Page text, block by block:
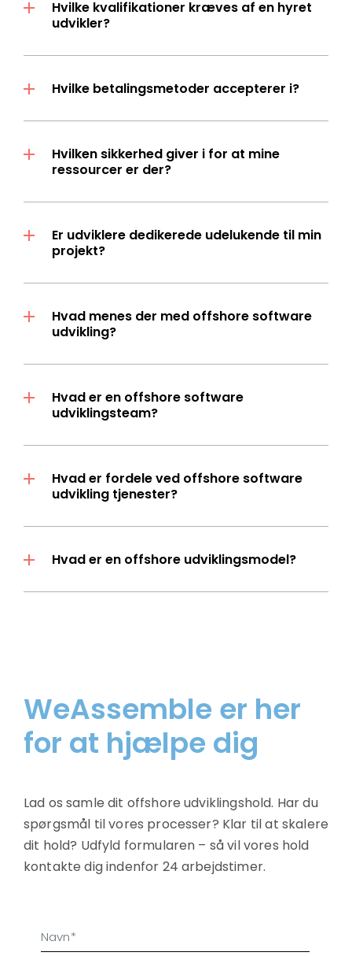
Hvilke kvalifikationer kræves af en hyret
udvikler?
Hvilke betalingsmetoder accepterer i?
Hvilken sikkerhed giver i for at mine
ressourcer er der?
Er udviklere dedikerede udelukende til min
projekt?
Hvad menes der med offshore software
udvikling?
Hvad er en offshore software
udviklingsteam?
Hvad er fordele ved offshore software
udvikling tjenester?
Hvad er en offshore udviklingsmodel?
WeAssemble er her
for at hjælpe dig
Lad os samle dit offshore udviklingshold. Har du
spørgsmål til vores processer? Klar til at skalere
dit hold? Udfyld formularen – så vil vores hold
kontakte dig indenfor 24 arbejdstimer.